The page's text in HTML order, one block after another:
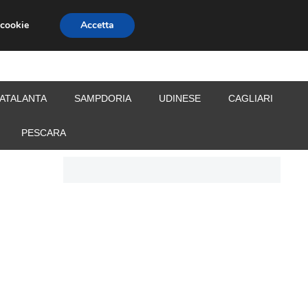
CALCIOMERCATO
ATALANTA SAMPDORIA UDINESE CAGLIARI
PESCARA
Accetta